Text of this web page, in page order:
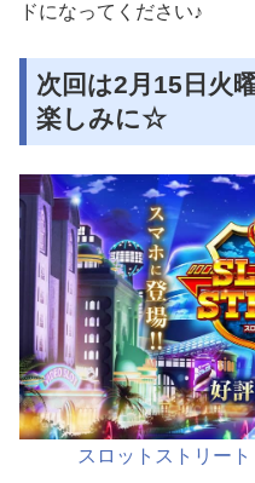
ドになってください♪
次回は2月15日火
楽しみに☆
スロットストリー